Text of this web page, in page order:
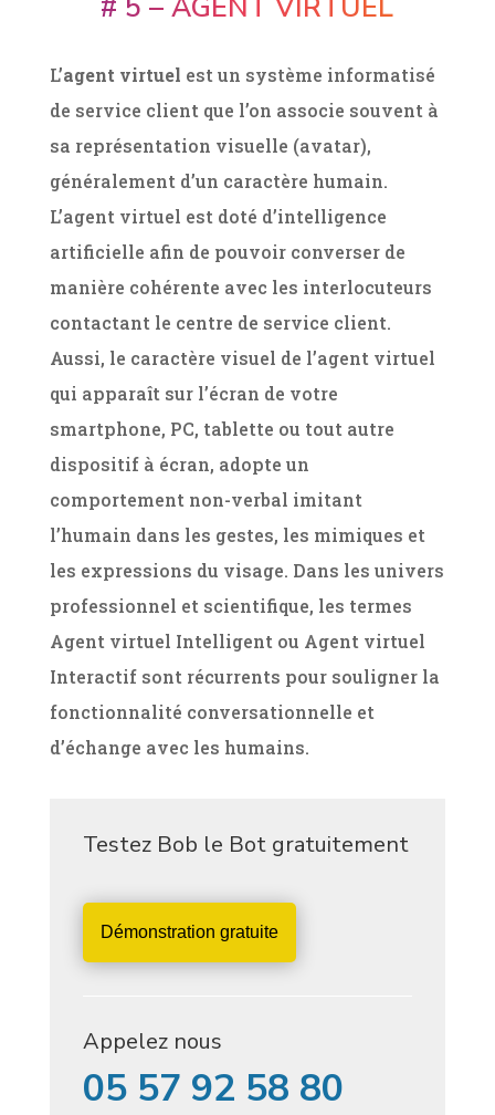
# 5 – AGENT VIRTUEL
L’agent virtuel est un système informatisé
de service client que l’on associe souvent à
sa représentation visuelle (avatar),
généralement d’un caractère humain.
L’agent virtuel est doté d’intelligence
artificielle afin de pouvoir converser de
manière cohérente avec les interlocuteurs
contactant le centre de service client.
Aussi, le caractère visuel de l’agent virtuel
qui apparaît sur l’écran de votre
smartphone, PC, tablette ou tout autre
dispositif à écran, adopte un
comportement non-verbal imitant
l’humain dans les gestes, les mimiques et
les expressions du visage. Dans les univers
professionnel et scientifique, les termes
Agent virtuel Intelligent ou Agent virtuel
Interactif sont récurrents pour souligner la
fonctionnalité conversationnelle et
d’échange avec les humains.
Testez Bob le Bot gratuitement
Démonstration gratuite
Appelez nous
05 57 92 58 80